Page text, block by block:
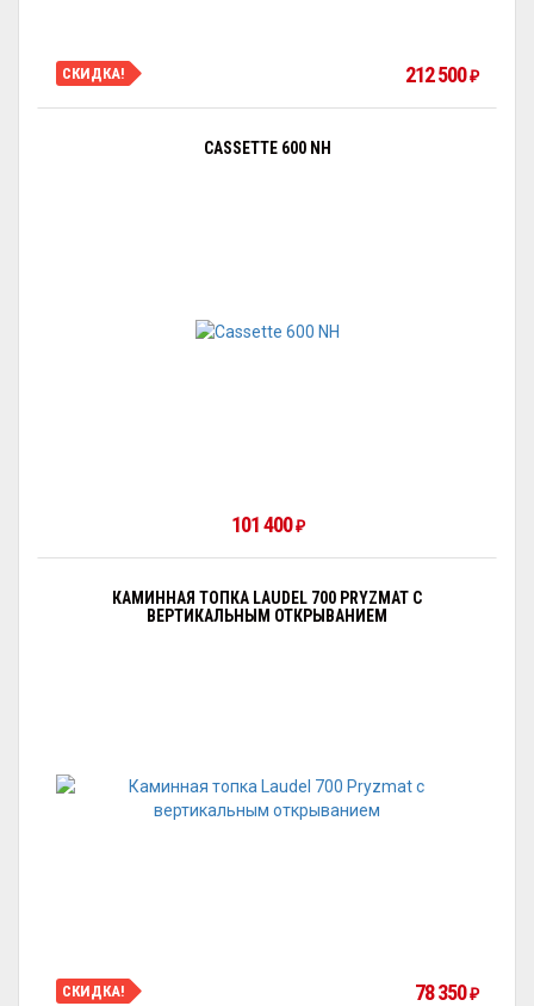
СКИДКА! 212 500₽
CASSETTE 600 NH
101 400₽
КАМИННАЯ ТОПКА LAUDEL 700 PRYZMAT С
ВЕРТИКАЛЬНЫМ ОТКРЫВАНИЕМ
СКИДКА! 78 350₽